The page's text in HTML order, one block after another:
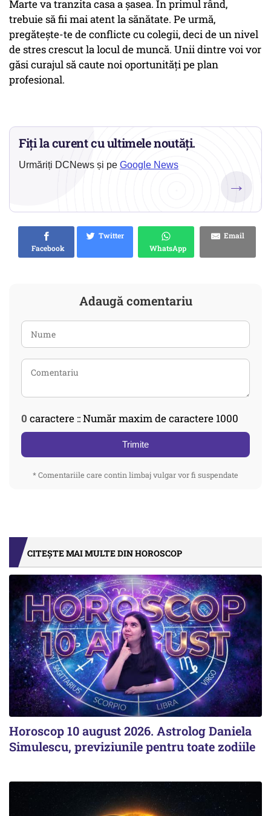
Marte va tranzita casa a șasea. În primul rând,
trebuie să fii mai atent la sănătate. Pe urmă,
pregătește-te de conflicte cu colegii, deci de un nivel
de stres crescut la locul de muncă. Unii dintre voi vor
găsi curajul să caute noi oportunități pe plan
profesional.
Fiți la curent cu ultimele noutăți.
Urmăriți DCNews și pe Google News
→
Facebook
Twitter
WhatsApp
Email
Adaugă comentariu
0 caractere :: Număr maxim de caractere 1000
Trimite
* Comentariile care contin limbaj vulgar vor fi suspendate
CITEȘTE MAI MULTE DIN HOROSCOP
Horoscop 10 august 2026. Astrolog Daniela
Simulescu, previziunile pentru toate zodiile